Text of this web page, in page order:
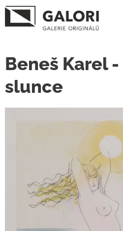
Beneš Karel
slunce